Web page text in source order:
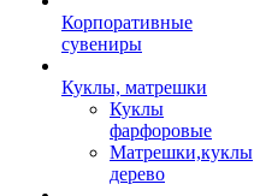
Корпоративные
сувениры
Куклы, матрешки
Куклы
фарфоровые
Матрешки,куклы
дерево